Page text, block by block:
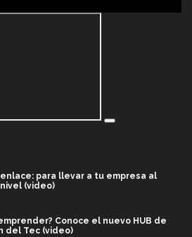
enlace: para llevar a tu empresa al
(video)
Conoce el nuevo HUB de
del Tec (video)